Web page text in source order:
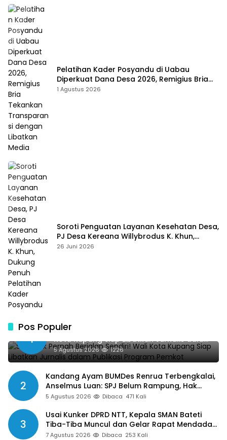
Pelatihan Kader Posyandu di Uabau
Diperkuat Dana Desa 2026, Remigius Bria
Tekankan Transparansi dengan Libatkan
1 Agustus 2026
Soroti Penguatan Layanan Kesehatan Desa,
PJ Desa Kereana Willybrodus K. Khun,
Dukung Penuh Pelatihan Kader Posyandu
26 Juni 2026
Pos Populer
1
SMSI Tak Pernah Berjalan Sendiri! Wali
Kota Kupang Siap Libatkan Jurnalis dalam
Publikasi Program Pemkot
5 Agustus 2026 1226
2
Kandang Ayam BUMDes Renrua Terbengkalai,
Anselmus Luan: SPJ Belum Rampung, Hak
Aparat Desa Sejak Januari Belum Dibayar
5 Agustus 2026 Dibaca 471 Kali
3
Usai Kunker DPRD NTT, Kepala SMAN Bateti
Tiba-Tiba Muncul dan Gelar Rapat Mendadak,
Guru Pertanyakan Hak 15 Persen yang Belum
7 Agustus 2026 Dibaca 253 Kali